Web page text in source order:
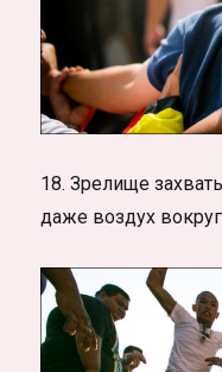
18. Зрелище
даже воздух